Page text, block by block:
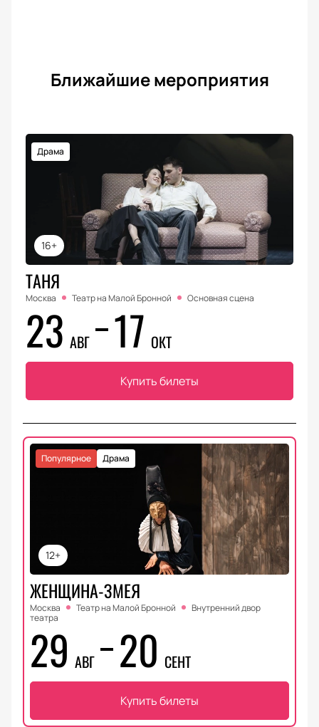
Ближайшие мероприятия
16+
Драма
ТАНЯ
Москва Театр на Малой Бронной Основная сцена
23 АВГ 17 ОКТ
Купить билеты
12+
Драма
Популярное
ЖЕНЩИНА-ЗМЕЯ
Москва Театр на Малой Бронной
Внутренний двор
театра
29 АВГ 20 СЕНТ
Купить билеты